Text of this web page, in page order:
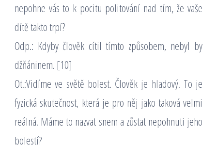
nepohne vás to k pocitu politování nad tím, že vaše
dítě takto trpí?
Odp.: Kdyby člověk cítil tímto způsobem, nebyl by
džňáninem. [10]
Ot.:Vidíme ve světě bolest. Člověk je hladový. To je
fyzická skutečnost, která je pro něj jako taková velmi
reálná. Máme to nazvat snem a zůstat nepohnuti jeho
bolestí?